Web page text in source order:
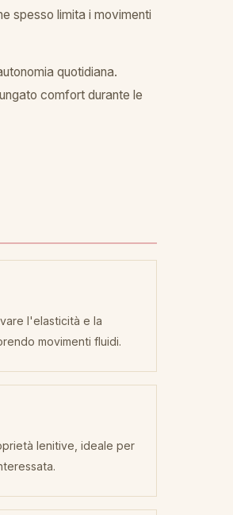
spesso limita i movimenti
quotidiana.
comfort durante le
l'elasticità e la
movimenti fluidi.
lenitive, ideale per